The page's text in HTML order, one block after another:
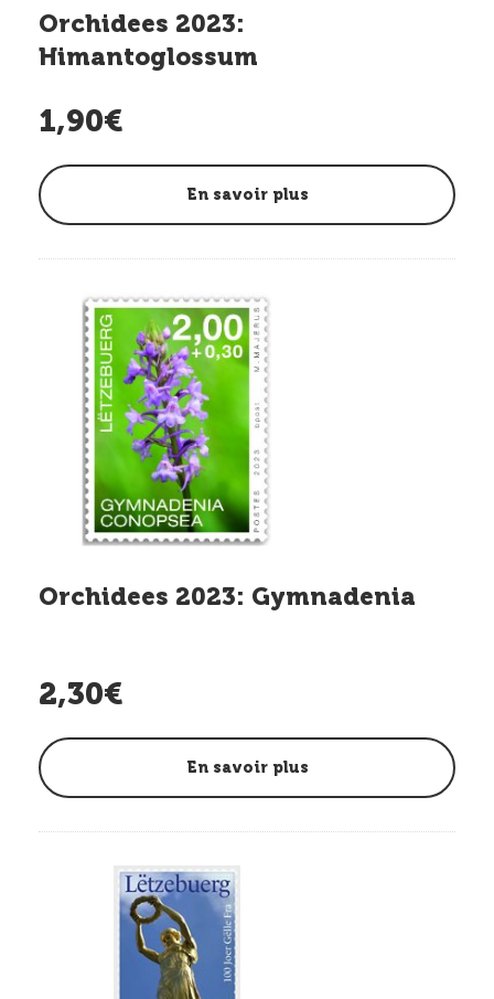
Orchidees 2023:
Himantoglossum
1,90€
En savoir plus
Orchidees 2023: Gymnadenia
2,30€
En savoir plus